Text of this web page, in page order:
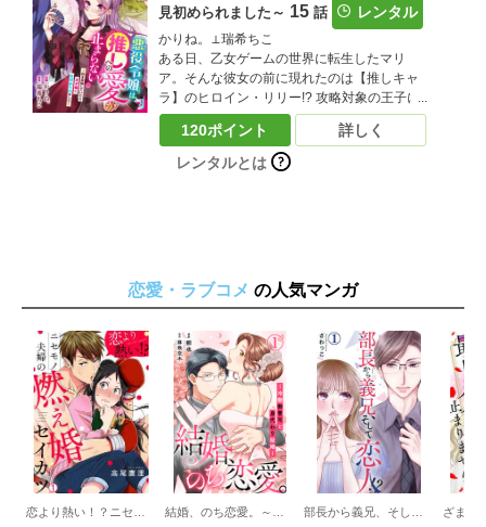
為、悪役令嬢を演じ切ることにしたマリア！
しかし、リリーと結ばれるはずの王子様・ア
ルに目を付けられてしまい!?推しのリリーに
近づきたいマリアと、迫りくるアル…三つ巴
の王宮ファンタジーがここに開幕！（この作
品は電子コミック誌Berry’ｓ fantasy Vol.40に
収録されています。重複購入にご注意くださ
い)
見初められました～ 15 話 レンタル
かりね。⊥瑞希ちこ
ある日、乙女ゲームの世界に転生したマリ
ア。そんな彼女の前に現れたのは【推しキャ
ラ】のヒロイン・リリー!? 攻略対象の王子に
は見向きもせず、前世でリリーを推していた
マリアは大興奮！ しかし、取り巻きと一緒に
リリーをいじめる悪役令嬢に転生していたこ
とが発覚――？嫌われキャラでこのままだと
しかし、リリーと結ばれるはずの王子様・ア
ルに目を付けられてしまい!?推しのリリーに
近づきたいマリアと、迫りくるアル…三つ巴
の王宮ファンタジーがここに開幕！（この作
品は電子コミック誌Berry’ｓ fantasy Vol.41に
収録されています。重複購入にご注意くださ
い)
120ポイント
レンタルとは
詳しく
恋愛・ラブコメ の人気マンガ